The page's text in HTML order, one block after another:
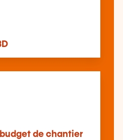
budget de chantier